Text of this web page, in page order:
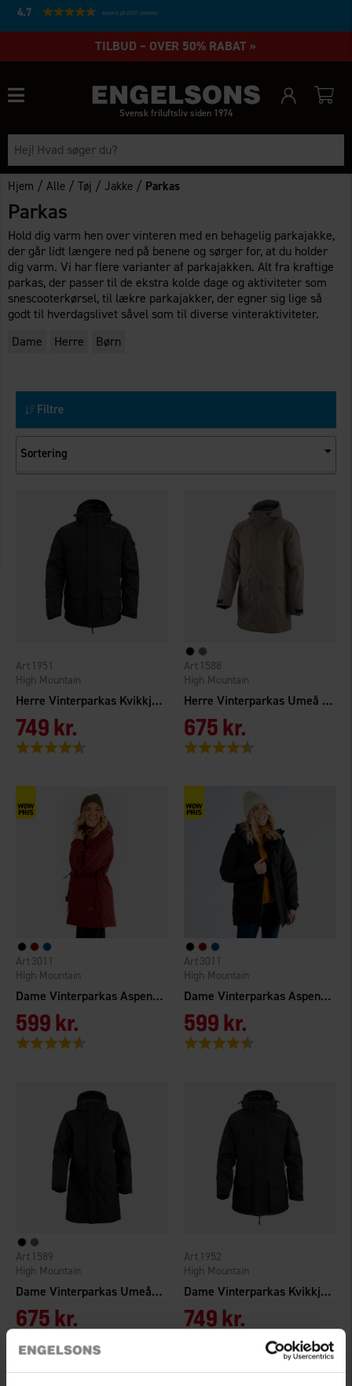
4.7 Baseret på 27231 stemmer
TILBUD – OVER 50% RABAT »
Svensk friluftsliv siden 1974
Hjem /Alle /Tøj /Jakke / Parkas
Parkas
Hold dig varm hen over vinteren med en behagelig parkajakke,
der går lidt længere ned på benene og sørger for, at du holder
dig varm. Vi har flere varianter af parkajakken. Alt fra kraftige
parkas, der passer til de ekstra kolde dage og aktiviteter som
snescooterkørsel, til lækre parkajakker, der egner sig lige så
godt til hverdagslivet såvel som til diverse vinteraktiviteter.
Dame
Herre Børn
Filtre
Sortering
Herre Vinterparkas Kvikkjokk WP
High Mountain
1951
749 kr.
Vurdering:
Herre Vinterparkas Umeå WP
High Mountain
1588
675 kr.
Vurdering:
Dame Vinterparkas Aspen WP
High Mountain
3011
599 kr.
Vurdering:
Dame Vinterparkas Aspen WP
High Mountain
3011
599 kr.
Vurdering:
Dame Vinterparkas Umeå WP
High Mountain
1589
675 kr.
Dame Vinterparkas Kvikkjokk WP
High Mountain
1952
749 kr.